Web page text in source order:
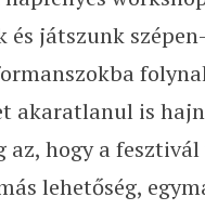
játszunk
akaratlanul is
az, hogy a
lehetőség,